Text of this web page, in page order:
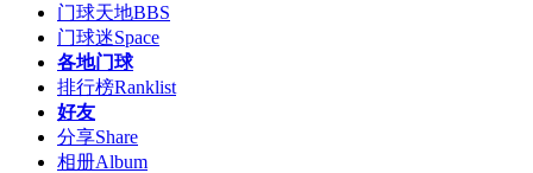
门球天地BBS
门球迷Space
各地门球
排行榜Ranklist
好友
分享Share
相册Album